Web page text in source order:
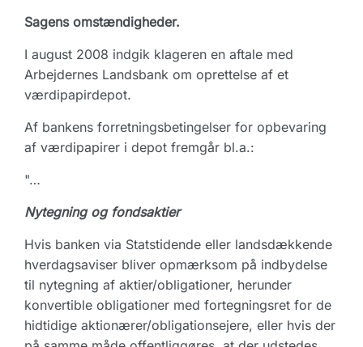
Sagens omstændigheder.
I august 2008 indgik klageren en aftale med
Arbejdernes Landsbank om oprettelse af et
værdipapirdepot.
Af bankens forretningsbetingelser for opbevaring
af værdipapirer i depot fremgår bl.a.:
"…
Nytegning og fondsaktier
Hvis banken via Statstidende eller landsdækkende
hverdagsaviser bliver opmærksom på indbydelse
til nytegning af aktier/obligationer, herunder
konvertible obligationer med fortegningsret for de
hidtidige aktionærer/obligationsejere, eller hvis der